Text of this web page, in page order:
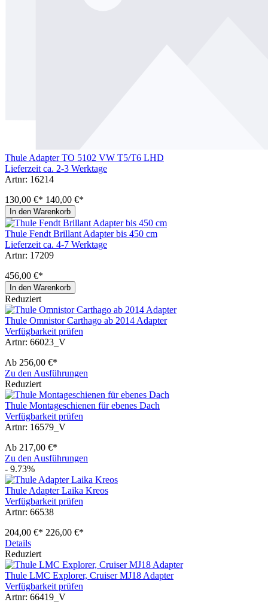
Thule Adapter TO 5102 VW T5/T6 LHD
Lieferzeit ca. 2-3 Werktage
Artnr: 16214
130,00 €* 140,00 €*
In den Warenkorb
Thule Fendt Brillant Adapter bis 450 cm
Lieferzeit ca. 4-7 Werktage
Artnr: 17209
456,00 €*
In den Warenkorb
Reduziert
Thule Omnistor Carthago ab 2014 Adapter
Verfügbarkeit prüfen
Artnr: 66023_V
Ab 256,00 €*
Zu den Ausführungen
Reduziert
Thule Montageschienen für ebenes Dach
Verfügbarkeit prüfen
Artnr: 16579_V
Ab 217,00 €*
Zu den Ausführungen
- 9.73%
Thule Adapter Laika Kreos
Verfügbarkeit prüfen
Artnr: 66538
204,00 €* 226,00 €*
Details
Reduziert
Thule LMC Explorer, Cruiser MJ18 Adapter
Verfügbarkeit prüfen
Artnr: 66419_V